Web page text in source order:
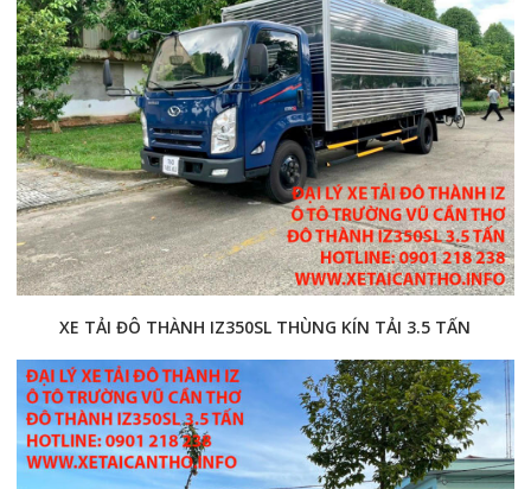
XE TẢI ĐÔ THÀNH IZ350SL THÙNG KÍN TẢI 3.5 TẤN